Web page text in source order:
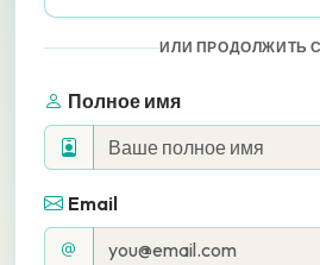
ИЛИ ПРОДОЛЖИТЬ С
Полное имя
Email